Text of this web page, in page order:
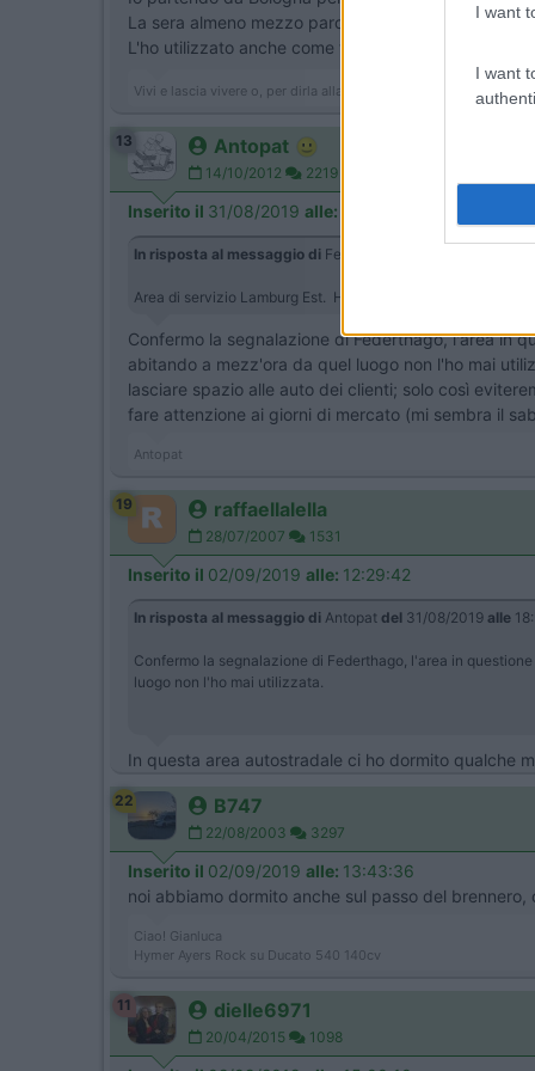
I want
I want
La sera almeno mezzo parcheggio (comunque
L'ho utilizzato anche come tappa per il rientro.
Vivi e lascia vivere o, per dirla alla bolognese, Brisa Strazér i
13 Antopat
14/10/2012 2219
Inserito il 31/08/2019 alle:
In risposta al messaggio di Federthago
Area di servizio Lamburg Est. Ho guardato su maps, si
Confermo la segnalazione di Federthago, l'area in
abitando a mezz'ora da quel luogo non l'ho mai
lasciare spazio alle auto dei clienti; solo così
fare attenzione ai giorni di mercato (mi sembra il
Antopat
19 raffaellalella
28/07/2007 1531
Inserito il 02/09/2019 alle: 12:29:42
In risposta al messaggio di Antopat del 31/08/2019 alle
Confermo la segnalazione di Federthago, l'area in
luogo non l'ho mai utilizzata.
In questa area autostradale ci ho dormito qualche
22 B747
22/08/2003 3297
Inserito il 02/09/2019 alle: 13:43:36
noi abbiamo dormito anche sul passo del
Ciao! Gianluca
Hymer Ayers Rock su Ducato 540 140cv
11 dielle6971
20/04/2015 1098